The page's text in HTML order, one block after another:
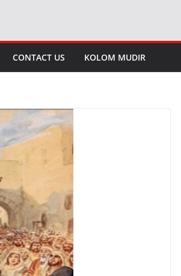
CONTACT US KOLOM MUDIR